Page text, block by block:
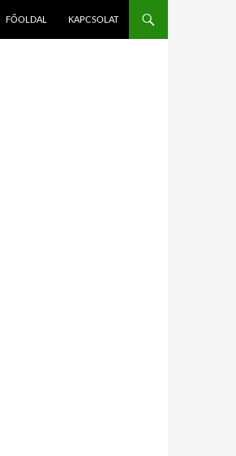
FŐOLDAL KAPCSOLAT